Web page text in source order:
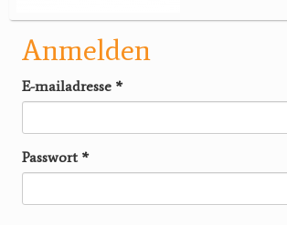
Anmelden
E-mailadresse *
Passwort *